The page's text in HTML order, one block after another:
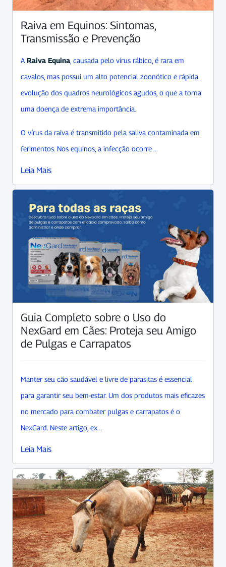
Raiva em Equinos: Sintomas,
Transmissão e Prevenção
A Raiva Equina , causada pelo vírus rábico, é rara em
cavalos, mas possui um alto potencial zoonótico e rápida
evolução dos quadros neurológicos agudos, o que a torna
uma doença de extrema importância.
O vírus da raiva é transmitido pela saliva contaminada em
ferimentos. Nos equinos, a infecção ocorre ...
Leia Mais
Guia Completo sobre o Uso do
NexGard em Cães: Proteja seu Amigo
de Pulgas e Carrapatos
Manter seu cão saudável e livre de parasitas é essencial
para garantir seu bem-estar. Um dos produtos mais eficazes
no mercado para combater pulgas e carrapatos é o
NexGard. Neste artigo, ex...
Leia Mais